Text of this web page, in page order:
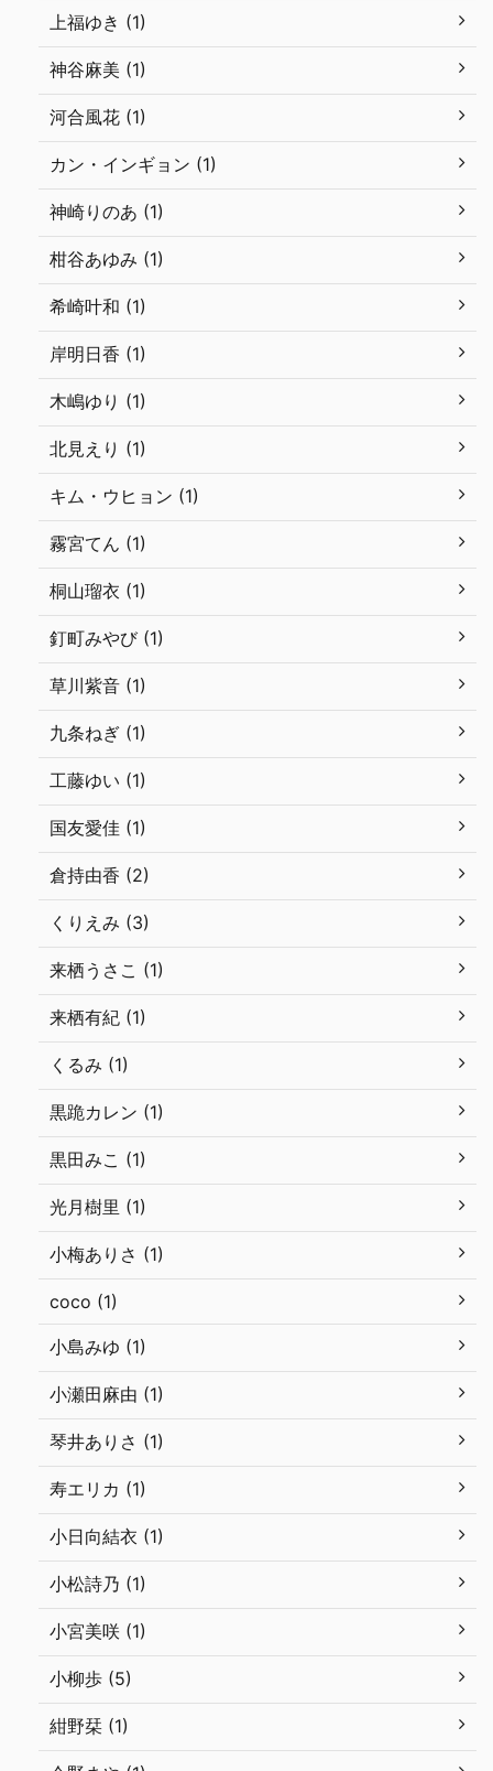
上福ゆき (1)
神谷麻美 (1)
河合風花 (1)
カン・インギョン (1)
神崎りのあ (1)
柑谷あゆみ (1)
希崎叶和 (1)
岸明日香 (1)
木嶋ゆり (1)
北見えり (1)
キム・ウヒョン (1)
霧宮てん (1)
桐山瑠衣 (1)
釘町みやび (1)
草川紫音 (1)
九条ねぎ (1)
工藤ゆい (1)
国友愛佳 (1)
倉持由香 (2)
くりえみ (3)
来栖うさこ (1)
来栖有紀 (1)
くるみ (1)
黒跪カレン (1)
黒田みこ (1)
光月樹里 (1)
小梅ありさ (1)
coco (1)
小島みゆ (1)
小瀬田麻由 (1)
琴井ありさ (1)
寿エリカ (1)
小日向結衣 (1)
小松詩乃 (1)
小宮美咲 (1)
小柳歩 (5)
紺野栞 (1)